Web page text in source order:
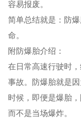
容易报废。
简单总结就是：防
命。
附防爆胎介绍：
在日常高速行驶时
事故。防爆胎就是
时候，即便是爆胎
而不是当场爆炸。